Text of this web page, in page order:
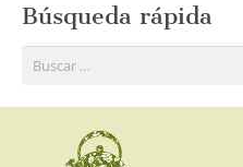
Búsqueda rápida
Buscar: